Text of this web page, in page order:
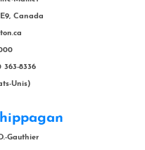
Canada
363-8336
Unis)
Gauthier